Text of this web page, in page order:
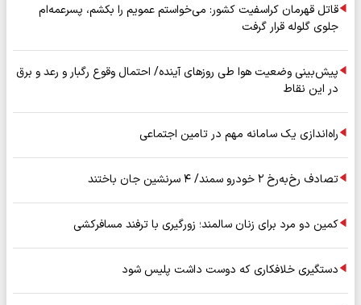
قاتل قهرمان کراسفیت کشور: می‌خواستم عمویم را بکشم، پسرعمه‌ام
جلوی گلوله قرار گرفت
پیش‌بینی وضعیت هوا طی روزهای آینده/ احتمال وقوع رگبار و رعد و برق
در این نقاط
راه‌اندازی یک سامانه مهم در تامین اجتماعی
تصادف رخ‌به‌رخ ۲ خودرو سمند/ ۴ سرنشین جان باختند
کمین دو مرد برای زنان سالمند؛ زورگیری با ترفند مسافرکشی
دستگیری خلافکاری که دوست داشت پلیس شود